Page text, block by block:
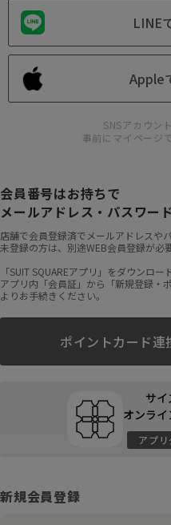
LINE
Apple
SNSアカウン
事前にマイページ
会員番号はお持ちで
メールアドレス・パスワー
店舗で会員登録済でメールアドレスや
未登録の方は、別途WEB会員登録が必
「SUIT SQUAREアプリ」をダウンロー
アプリ内「会員証」から「新規登録・
よりお手続きください。
ポイントカード
サイ
オンライ
アプ
新規会員登録